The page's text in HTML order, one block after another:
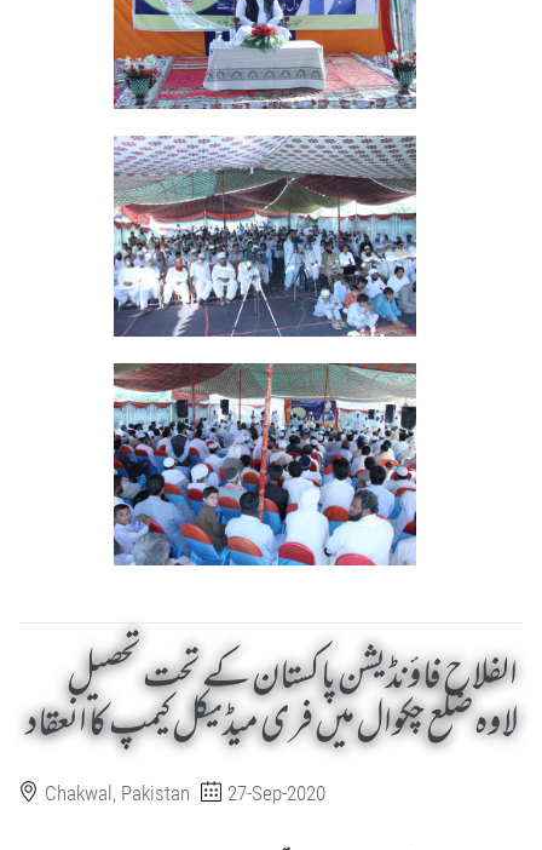
الفلاح فاؤنڈیشن پاکستان کے تحت تحصیل
لاوہ ضلع چکوال میں فری میڈیکل کیمپ کا انعقاد
Chakwal, Pakistan 27-Sep-2020